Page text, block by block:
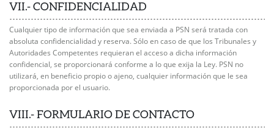
VII.- CONFIDENCIALIDAD
Cualquier tipo de información que sea enviada a PSN será tratada con
absoluta confidencialidad y reserva. Sólo en caso de que los Tribunales y
Autoridades Competentes requieran el acceso a dicha información
confidencial, se proporcionará conforme a lo que exija la Ley. PSN no
utilizará, en beneficio propio o ajeno, cualquier información que le sea
proporcionada por el usuario.
VIII.- FORMULARIO DE CONTACTO